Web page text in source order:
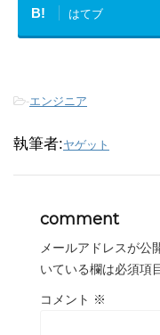
B! はてブ
-エンジニア
執筆者:ヤゲット
comment
メールアドレスが公
いている欄は必須項
コメント ※